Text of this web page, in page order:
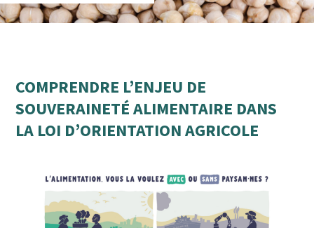
COMPRENDRE L’ENJEU DE
SOUVERAINETÉ ALIMENTAIRE DANS
LA LOI D’ORIENTATION AGRICOLE